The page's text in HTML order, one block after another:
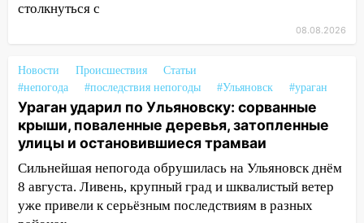
14:16 Шторм продолжает ломать город:
14:14
Студента из Ульяновска обманули
мошенники под видом преподавателя
14:12 Куда жаловаться ульяновцам на
упавшее дерево или затопленную улицу
после непогоды
13:59 В Новом городе ураганным
ветром сорвало опалубку со
столкнуться с
08.08.2026
Новости Происшествия
Статьи
#непогода
#последствия непогоды #Ульяновск #ураган
Ураган ударил по Ульяновску: сорванные
крыши, поваленные деревья, затопленные
улицы и остановившиеся трамваи
Сильнейшая непогода обрушилась на Ульяновск днём
8 августа. Ливень, крупный град и шквалистый ветер
уже привели к серьёзным последствиям в разных